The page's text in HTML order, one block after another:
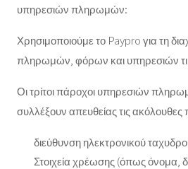
υπηρεσιών πληρωμών:
Χρησιμοποιούμε το Paypro για τη
πληρωμών, φόρων και υπηρεσιών
Οι τρίτοι πάροχοι υπηρεσιών
συλλέξουν απευθείας τις
διεύθυνση ηλεκτρονικού
Στοιχεία χρέωσης (όπως όνομα,